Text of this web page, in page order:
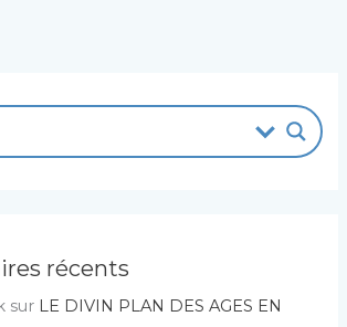
récents
sur LE DIVIN PLAN DES AGES EN